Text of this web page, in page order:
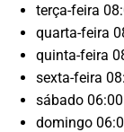
terça-feira
quarta-feira
quinta-feira
sexta-feira
sábado
domingo